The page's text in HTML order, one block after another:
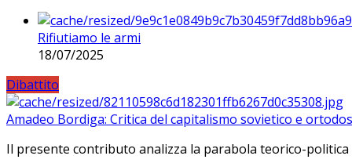
Rifiutiamo le armi
18/07/2025
Dibattito
Amadeo Bordiga: Critica del capitalismo sovietico e
Il presente contributo analizza la parabola teorico-